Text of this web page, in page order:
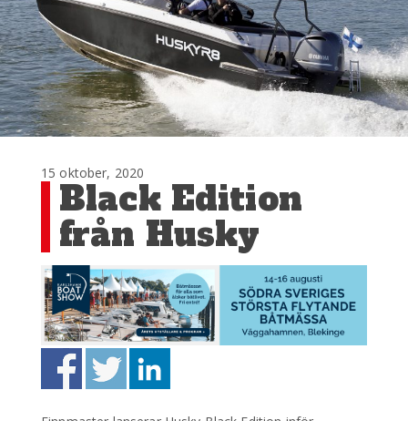
15 oktober, 2020
Black Edition
från Husky